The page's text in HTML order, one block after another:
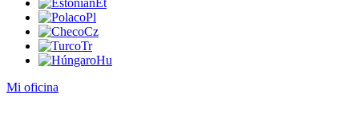
Et
Pl
Cz
Tr
Hu
Mi oficina